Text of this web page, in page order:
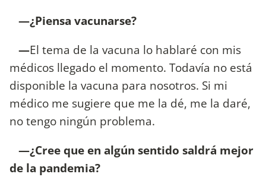
—¿Piensa vacunarse?
—El tema de la vacuna lo hablaré con mis
médicos llegado el momento. Todavía no está
disponible la vacuna para nosotros. Si mi
médico me sugiere que me la dé, me la daré,
no tengo ningún problema.
—¿Cree que en algún sentido saldrá mejor
de la pandemia?